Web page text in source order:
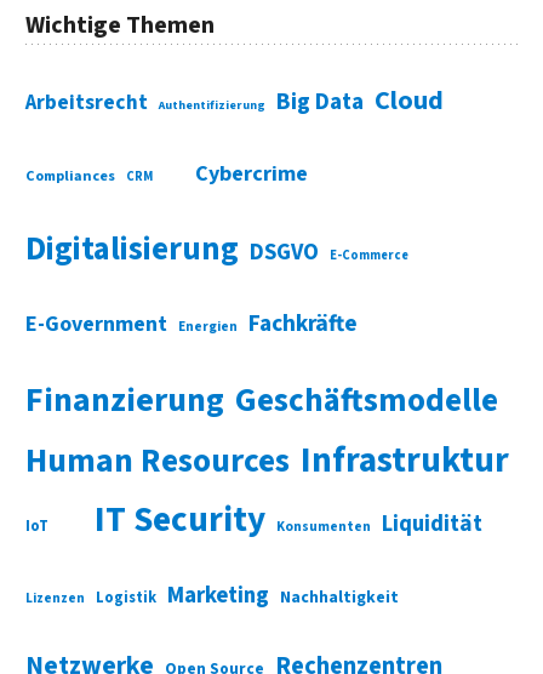
Wichtige Themen
Arbeitsrecht Authentifizierung Big Data Cloud
Compliances CRM Cybercrime
Digitalisierung DSGVO E-Commerce
E-Government Energien Fachkräfte
Finanzierung Geschäftsmodelle
Human Resources Infrastruktur
IoT IT Security Konsumenten Liquidität
Lizenzen Logistik Marketing Nachhaltigkeit
Netzwerke Open Source Rechenzentren